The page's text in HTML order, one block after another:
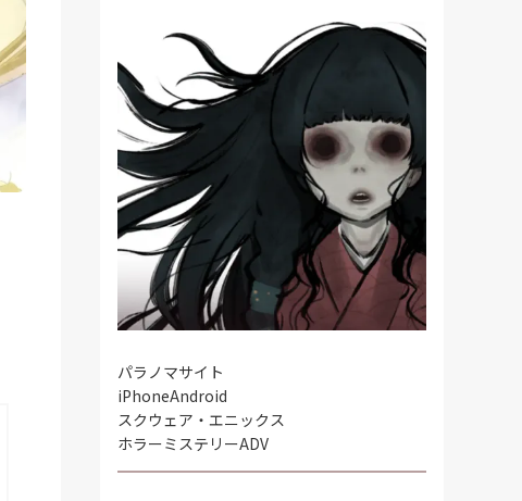
パラノマサイト
iPhoneAndroid
スクウェア・エニックス
ホラーミステリーADV